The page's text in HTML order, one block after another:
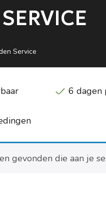
Service
6 dagen
gevonden die aan je